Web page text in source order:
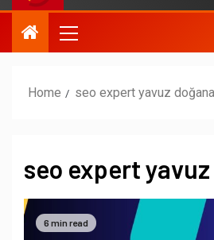
Home seo expert yavuz
seo expert
6 min read